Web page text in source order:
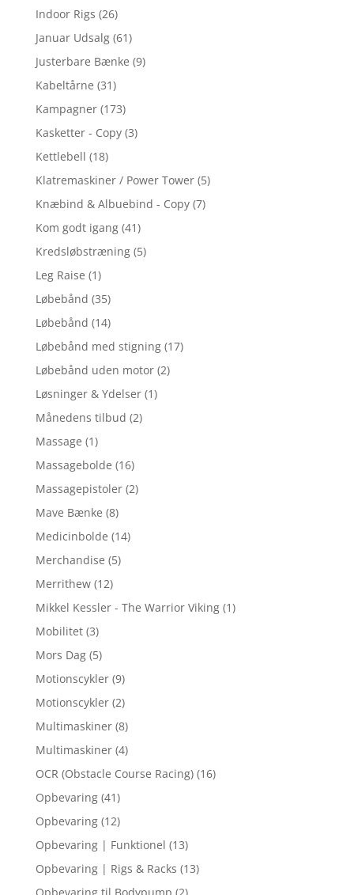
Indoor Rigs (26)
Januar Udsalg (61)
Justerbare Bænke (9)
Kabeltårne (31)
Kampagner (173)
Kasketter - Copy (3)
Kettlebell (18)
Klatremaskiner / Power Tower (5)
Knæbind & Albuebind - Copy (7)
Kom godt igang (41)
Kredsløbstræning (5)
Leg Raise (1)
Løbebånd (35)
Løbebånd (14)
Løbebånd med stigning (17)
Løbebånd uden motor (2)
Løsninger & Ydelser (1)
Månedens tilbud (2)
Massage (1)
Massagebolde (16)
Massagepistoler (2)
Mave Bænke (8)
Medicinbolde (14)
Merchandise (5)
Merrithew (12)
Mikkel Kessler - The Warrior Viking (1)
Mobilitet (3)
Mors Dag (5)
Motionscykler (9)
Motionscykler (2)
Multimaskiner (8)
Multimaskiner (4)
OCR (Obstacle Course Racing) (16)
Opbevaring (41)
Opbevaring (12)
Opbevaring | Funktionel (13)
Opbevaring | Rigs & Racks (13)